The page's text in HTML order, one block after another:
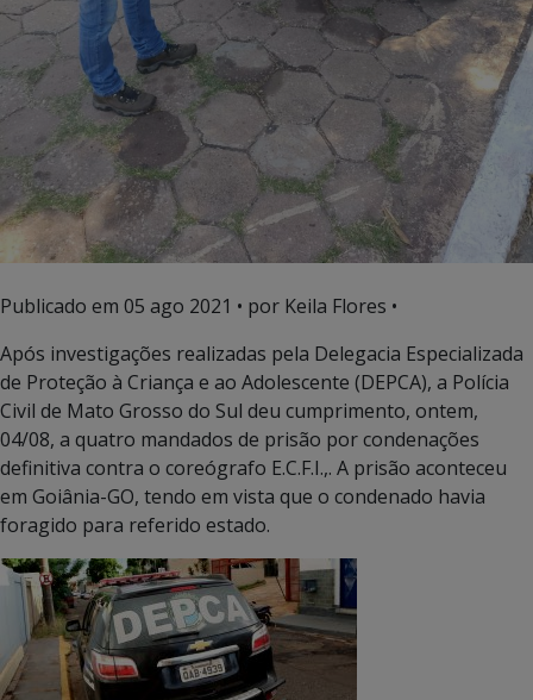
Publicado em 05 ago 2021 • por Keila Flores •
Após investigações realizadas pela Delegacia Especializada
de Proteção à Criança e ao Adolescente (DEPCA), a Polícia
Civil de Mato Grosso do Sul deu cumprimento, ontem,
04/08, a quatro mandados de prisão por condenações
definitiva contra o coreógrafo E.C.F.I.,. A prisão aconteceu
em Goiânia-GO, tendo em vista que o condenado havia
foragido para referido estado.